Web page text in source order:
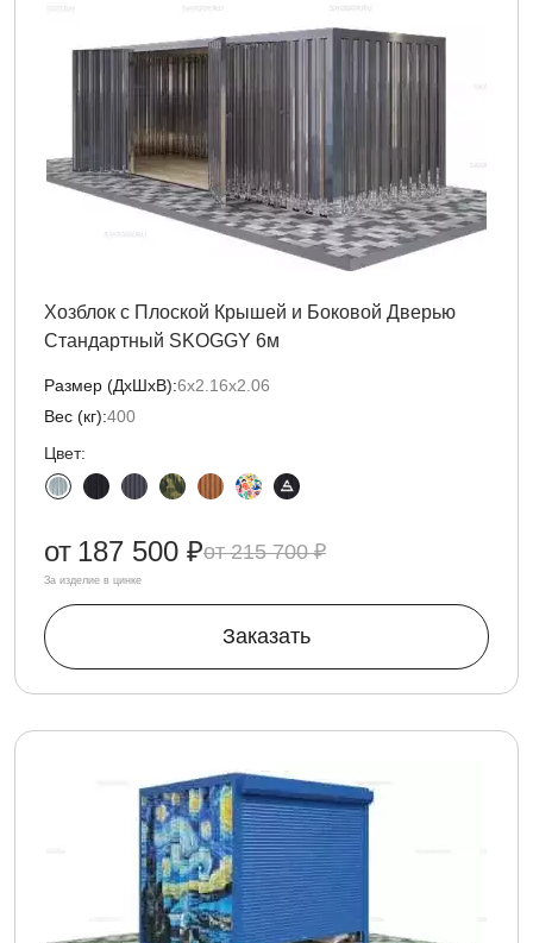
Хозблок с Плоской Крышей и Боковой Дверью
Стандартный SKOGGY 6м
Размер (ДxШxВ):6х2.16х2.06
Вес (кг):400
Цвет:
215 700 ₽
от 187 500 ₽
За изделие в цинке
Заказать